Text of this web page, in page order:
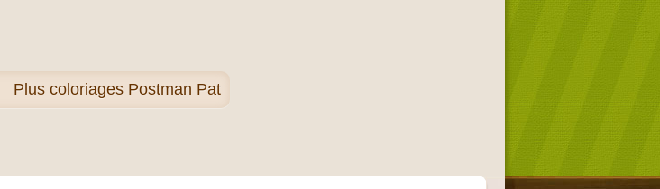
Plus coloriages Postman Pat